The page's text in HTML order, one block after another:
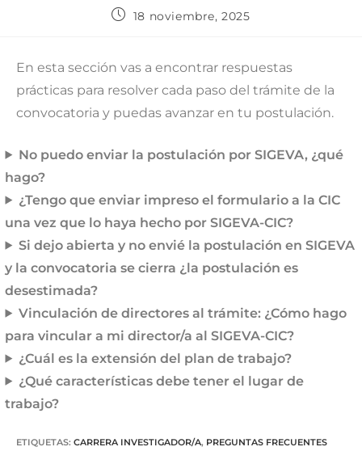
18 noviembre, 2025
En esta sección vas a encontrar respuestas
prácticas para resolver cada paso del trámite de la
convocatoria y puedas avanzar en tu postulación.
No puedo enviar la postulación por SIGEVA, ¿qué
hago?
¿Tengo que enviar impreso el formulario a la CIC
una vez que lo haya hecho por SIGEVA-CIC?
Si dejo abierta y no envié la postulación en SIGEVA
y la convocatoria se cierra ¿la postulación es
desestimada?
Vinculación de directores al trámite: ¿Cómo hago
para vincular a mi director/a al SIGEVA-CIC?
¿Cuál es la extensión del plan de trabajo?
¿Qué características debe tener el lugar de
trabajo?
ETIQUETAS: CARRERA INVESTIGADOR/A, PREGUNTAS FRECUENTES